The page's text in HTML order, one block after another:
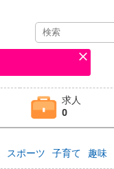
求人
0
スポーツ 子育て 趣味